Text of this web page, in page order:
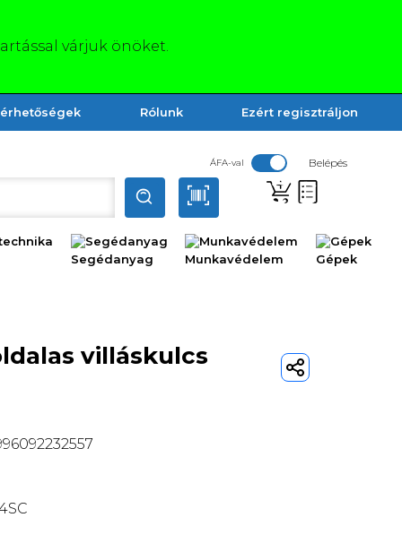
várjuk önöket.
Rólunk Ezért regisztráljon
ÁFA-val Belépés
Segédanyag Munkavédelem Gépek
villáskulcs